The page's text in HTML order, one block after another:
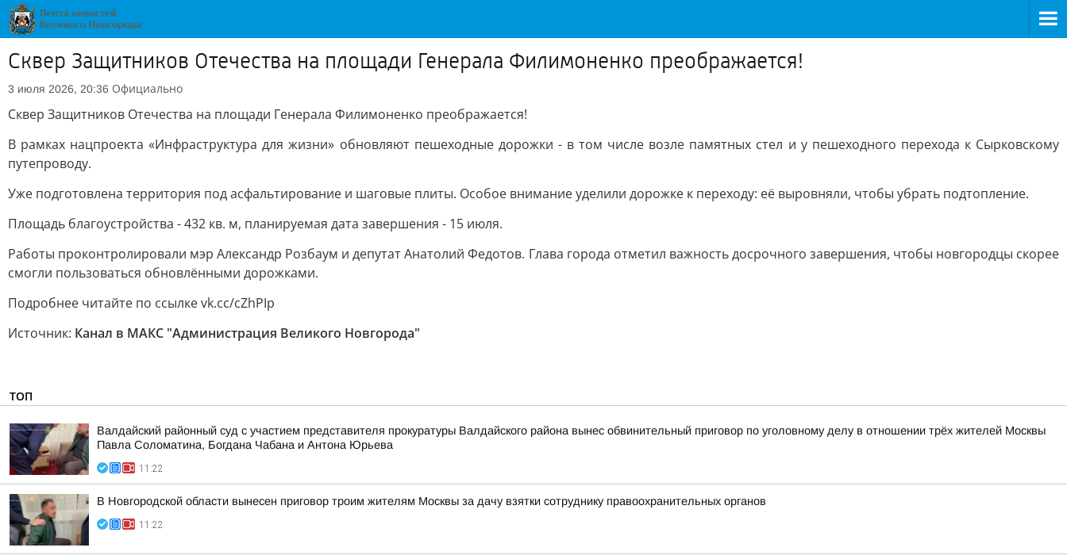
Сквер Защитников Отечества на площади Генерала Филимоненко преображается!
3 июля 2026, 20:36 Официально
Сквер Защитников Отечества на площади Генерала Филимоненко преображается!
В рамках нацпроекта «Инфраструктура для жизни» обновляют пешеходные дорожки - в том числе возле памятных стел и у пешеходного перехода к Сырковскому
путепроводу.
Уже подготовлена территория под асфальтирование и шаговые плиты. Особое внимание уделили дорожке к переходу: её выровняли, чтобы убрать подтопление.
Площадь благоустройства - 432 кв. м, планируемая дата завершения - 15 июля.
Работы проконтролировали мэр Александр Розбаум и депутат Анатолий Федотов. Глава города отметил важность досрочного завершения, чтобы новгородцы скорее
смогли пользоваться обновлёнными дорожками.
Подробнее читайте по ссылке vk.cc/cZhPIp
Источник: Канал в МАКС "Администрация Великого Новгорода"
ТОП
Валдайский районный суд с участием представителя прокуратуры Валдайского района вынес обвинительный приговор по уголовному делу в отношении трёх жителей Москвы
Павла Соломатина, Богдана Чабана и Антона Юрьева
11:22
В Новгородской области вынесен приговор троим жителям Москвы за дачу взятки сотруднику правоохранительных органов
11:22